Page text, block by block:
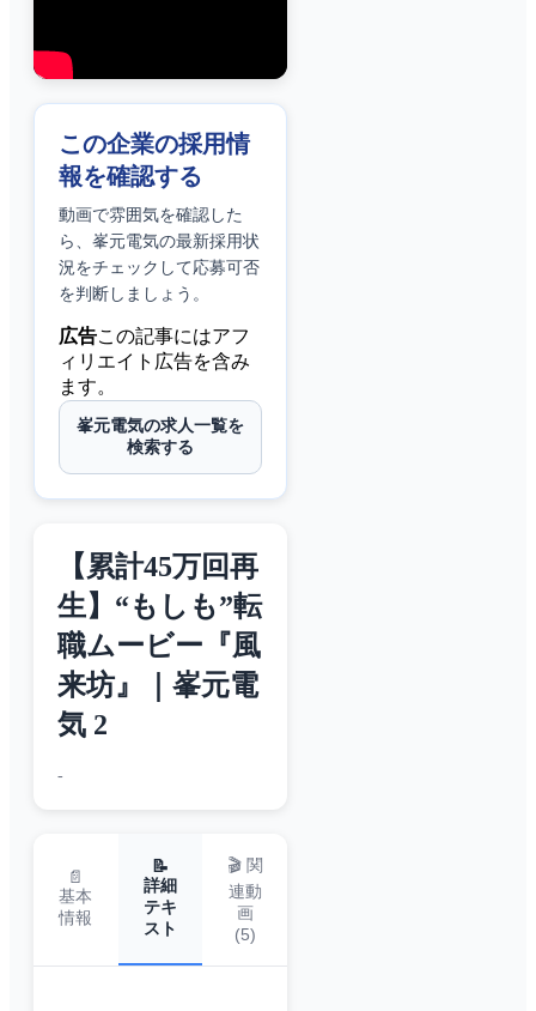
この企業の採用情
報を確認する
動画で雰囲気を確認した
ら、 峯元電気の最新採用状
況をチェックして応募可否
を判断しましょう。
広告この記事にはアフ
ィリエイト広告を含み
ます。
峯元電気の求人一覧を
検索する
【累計45万回再
生】“もしも”転
職ムービー『風
来坊』｜峯元電
気 2
-
📄
基本
情報
📝
詳細
テキ
スト
🎬 関
連動
画
(5)